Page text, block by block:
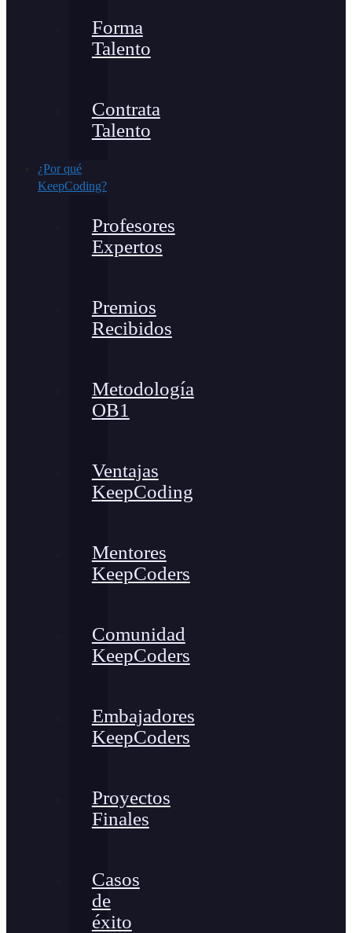
Forma
Talento
Contrata
Talento
¿Por qué
KeepCoding?
Profesores
Expertos
Premios
Recibidos
Metodología
OB1
Ventajas
KeepCoding
Mentores
KeepCoders
Comunidad
KeepCoders
Embajadores
KeepCoders
Proyectos
Finales
Casos
de
éxito